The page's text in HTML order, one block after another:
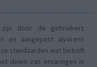
door de gebruikers
en aangepast alvorens
standaarden wat betreft
delen van ervaringen is